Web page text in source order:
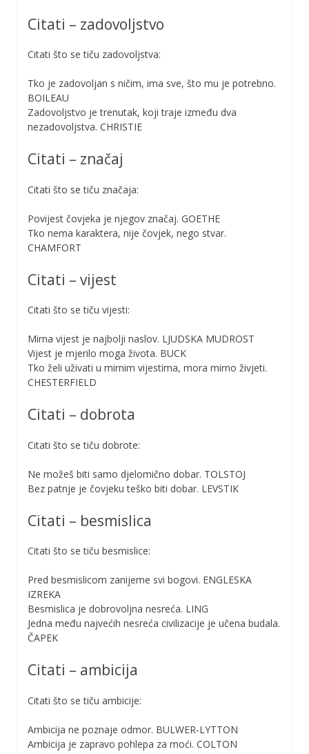
Citati – zadovoljstvo
Citati što se tiču zadovoljstva:
Tko je zadovoljan s ničim, ima sve, što mu je potrebno.
BOILEAU
Zadovoljstvo je trenutak, koji traje između dva
nezadovoljstva. CHRISTIE
Citati – značaj
Citati što se tiču značaja:
Povijest čovjeka je njegov značaj. GOETHE
Tko nema karaktera, nije čovjek, nego stvar.
CHAMFORT
Citati – vijest
Citati što se tiču vijesti:
Mirna vijest je najbolji naslov. LJUDSKA MUDROST
Vijest je mjerilo moga života. BUCK
Tko želi uživati ​​u mirnim vijestima, mora mirno živjeti.
CHESTERFIELD
Citati – dobrota
Citati što se tiču dobrote:
Ne možeš biti samo djelomično dobar. TOLSTOJ
Bez patnje je čovjeku teško biti dobar. LEVSTIK
Citati – besmislica
Citati što se tiču besmislice:
Pred besmislicom zanijeme svi bogovi. ENGLESKA
IZREKA
Besmislica je dobrovoljna nesreća. LING
Jedna među najvećih nesreća civilizacije je učena budala.
ČAPEK
Citati – ambicija
Citati što se tiču ambicije:
Ambicija ne poznaje odmor. BULWER-LYTTON
Ambicija je zapravo pohlepa za moći. COLTON